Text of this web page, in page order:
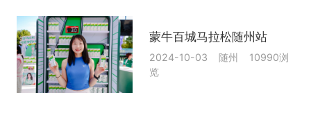
蒙牛百城马拉松随州站
2024-10-03 随州 10990浏
览